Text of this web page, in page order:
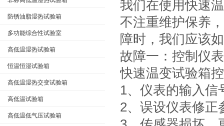
防锈油脂湿热试验箱
多功能综合性试验室
高低温湿热试验箱
恒温恒湿试验箱
高低温湿热交变试验箱
高低温试验箱
高低温低气压试验箱
我们在使用快速
不注重维护保养
障时，我们应该
故障一：控制仪
快速温变试验箱
1、仪表的输入信
2、误设仪表修正